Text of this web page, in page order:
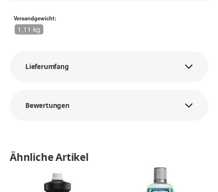
Versandgewicht:
1,11 kg
Lieferumfang
Bewertungen
Ähnliche Artikel